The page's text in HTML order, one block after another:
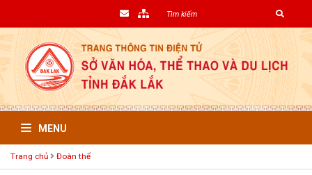
MENU
Trang chủ Đoàn thể